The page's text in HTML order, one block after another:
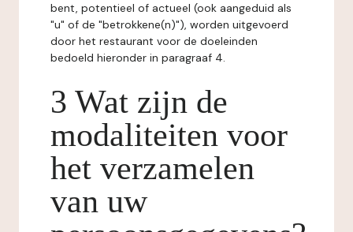
bent, potentieel of actueel (ook aangeduid als
"u" of de "betrokkene(n)"), worden uitgevoerd
door het restaurant voor de doeleinden
bedoeld hieronder in paragraaf 4.
3 Wat zijn de
modaliteiten voor
het verzamelen
van uw